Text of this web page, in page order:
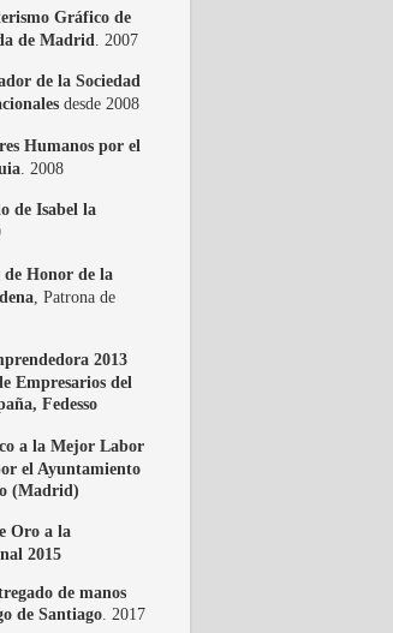
Gráfico de
de Madrid . 2007
de la Sociedad
desde 2008
Humanos por el
. 2008
de Isabel la
Honor de la
, Patrona de
2013
Empresarios del
Fedesso
a la Mejor Labor
el Ayuntamiento
(Madrid)
Oro a la
2015
de manos
de Santiago . 2017